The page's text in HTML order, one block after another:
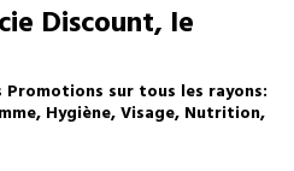
Discount, le
sur tous les rayons:
Hygiène, Visage, Nutrition,